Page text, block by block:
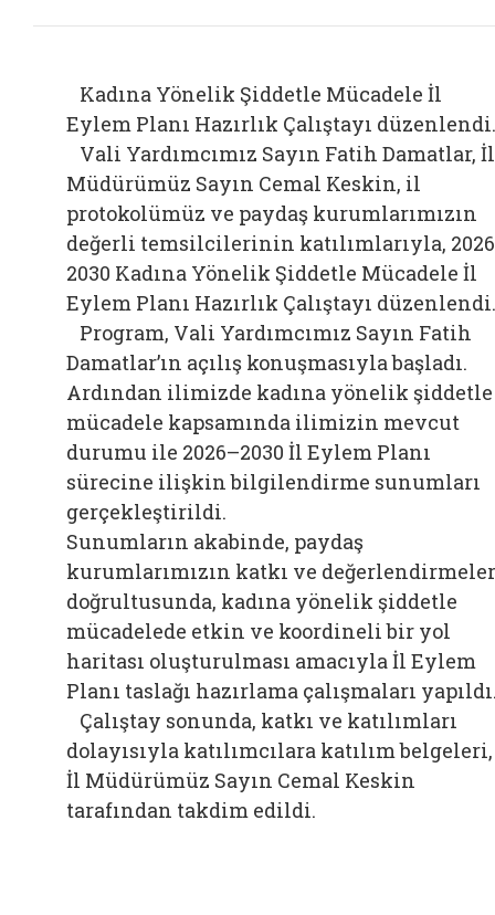
Kadına Yönelik Şiddetle Mücadele İl
Eylem Planı Hazırlık Çalıştayı düzenlendi.
Vali Yardımcımız Sayın Fatih Damatlar, İl
Müdürümüz Sayın Cemal Keskin, il
protokolümüz ve paydaş kurumlarımızın
değerli temsilcilerinin katılımlarıyla,
2030 Kadına Yönelik Şiddetle Mücadele İl
Eylem Planı Hazırlık Çalıştayı düzenlendi.
Program, Vali Yardımcımız Sayın Fatih
Damatlar’ın açılış konuşmasıyla başladı.
Ardından ilimizde kadına yönelik şiddetle
mücadele kapsamında ilimizin mevcut
durumu ile 2026–2030 İl Eylem Planı
sürecine ilişkin bilgilendirme sunumları
gerçekleştirildi.
Sunumların akabinde, paydaş
kurumlarımızın katkı ve
doğrultusunda, kadına yönelik şiddetle
mücadelede etkin ve koordineli bir yol
haritası oluşturulması amacıyla İl Eylem
Planı taslağı hazırlama çalışmaları
Çalıştay sonunda, katkı ve katılımları
dolayısıyla katılımcılara katılım belgeleri,
İl Müdürümüz Sayın Cemal Keskin
tarafından takdim edildi.